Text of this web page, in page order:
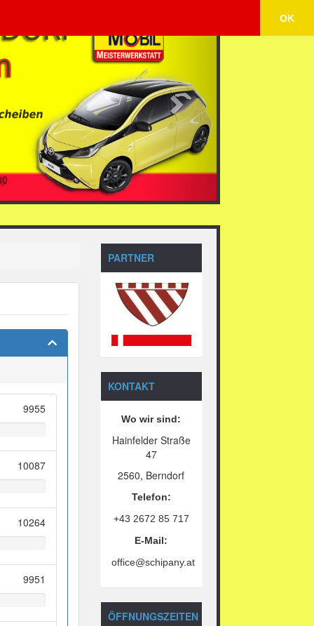
OK
9955
10087
10264
9951
PARTNER
KONTAKT
Wo wir sind:
Hainfelder Straße
47
2560, Berndorf
Telefon:
+43 2672 85 717
E-Mail:
office@schipany.at
ÖFFNUNGSZEITEN